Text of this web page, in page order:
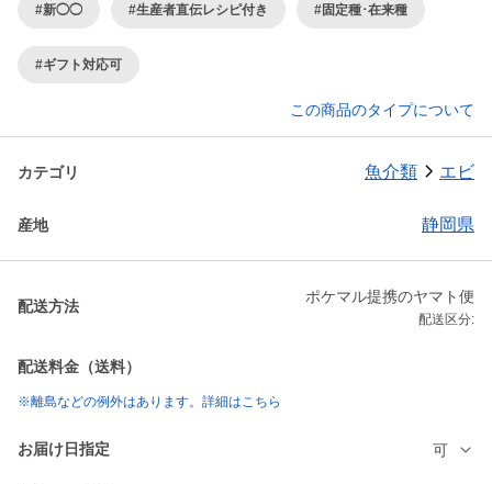
#新◯◯ #生産者直伝レシピ付き #固定種･在来種
#ギフト対応可
この商品のタイプについて
カテゴリ 魚介類 エビ
産地 静岡県
配送方法
ポケマル提携のヤマト便
配送区分:
配送料金（送料）
※離島などの例外はあります。詳細はこちら
お届け日指定 可